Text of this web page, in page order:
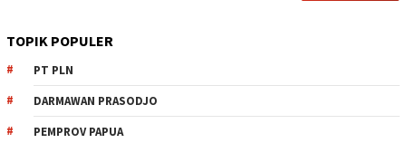
TOPIK POPULER
PT PLN
DARMAWAN PRASODJO
PEMPROV PAPUA